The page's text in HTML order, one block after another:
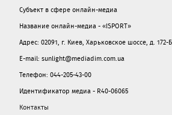
Субъект в сфере онлайн-медиа
Название онлайн-медиа - «ISPORT»
Адрес: 02091, г. Киев, Харьковское шоссе, д.
E-mail: sunlight@mediadim.com.ua
Телефон: 044-205-43-00
Идентификатор медиа - R40-06065
Контакты